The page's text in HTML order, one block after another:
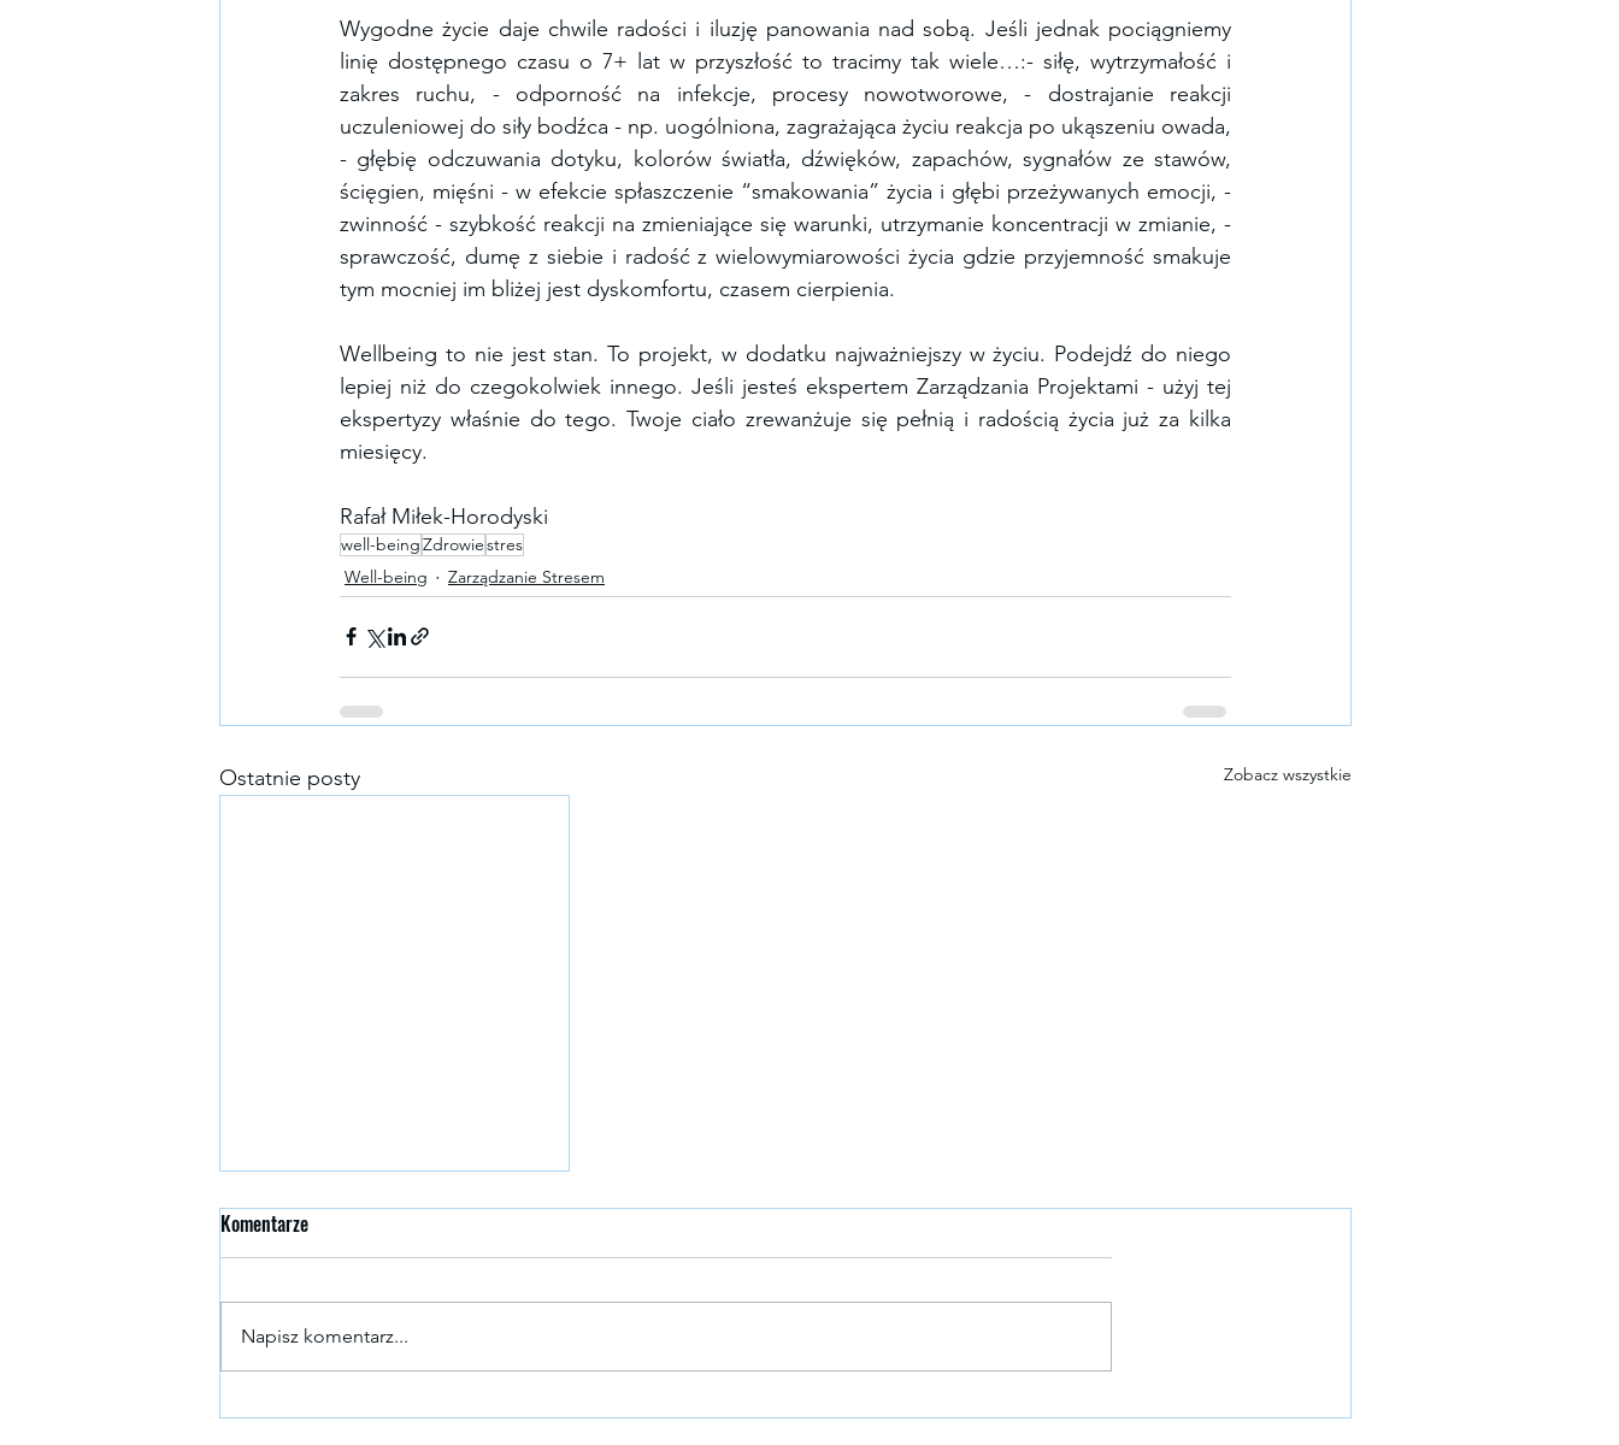
Wygodne życie daje chwile radości i iluzję panowania nad sobą. Jeśli jednak pociągniemy
linię dostępnego czasu o 7+ lat w przyszłość to tracimy tak wiele…:- siłę, wytrzymałość i
zakres ruchu, - odporność na infekcje, procesy nowotworowe, - dostrajanie reakcji
uczuleniowej do siły bodźca - np. uogólniona, zagrażająca życiu reakcja po ukąszeniu owada,
- głębię odczuwania dotyku, kolorów światła, dźwięków, zapachów, sygnałów ze stawów,
ścięgien, mięśni - w efekcie spłaszczenie “smakowania” życia i głębi przeżywanych emocji, -
zwinność - szybkość reakcji na zmieniające się warunki, utrzymanie koncentracji w zmianie, -
sprawczość, dumę z siebie i radość z wielowymiarowości życia gdzie przyjemność smakuje
tym mocniej im bliżej jest dyskomfortu, czasem cierpienia.
Wellbeing to nie jest stan. To projekt, w dodatku najważniejszy w życiu. Podejdź do niego
lepiej niż do czegokolwiek innego. Jeśli jesteś ekspertem Zarządzania Projektami - użyj tej
ekspertyzy właśnie do tego. Twoje ciało zrewanżuje się pełnią i radością życia już za kilka
miesięcy.
Rafał Miłek-Horodyski
well-beingZdrowiestres
Well-being
Zarządzanie Stresem
Ostatnie posty Zobacz wszystkie
Wypalenie zawodowe – przyczyny,
Komentarze
Napisz komentarz...